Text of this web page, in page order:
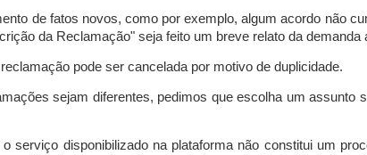
de fatos novos, como por exemplo, algum acordo não
da Reclamação" seja feito um breve relato da demanda
pode ser cancelada por motivo de duplicidade.
sejam diferentes, pedimos que escolha um
serviço disponibilizado na plataforma não constitui um